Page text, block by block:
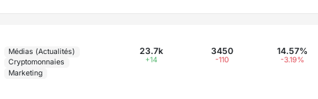
Médias (Actualités)
Cryptomonnaies
Marketing
23.7k
+14
3450
-110
14.57%
-3.19%